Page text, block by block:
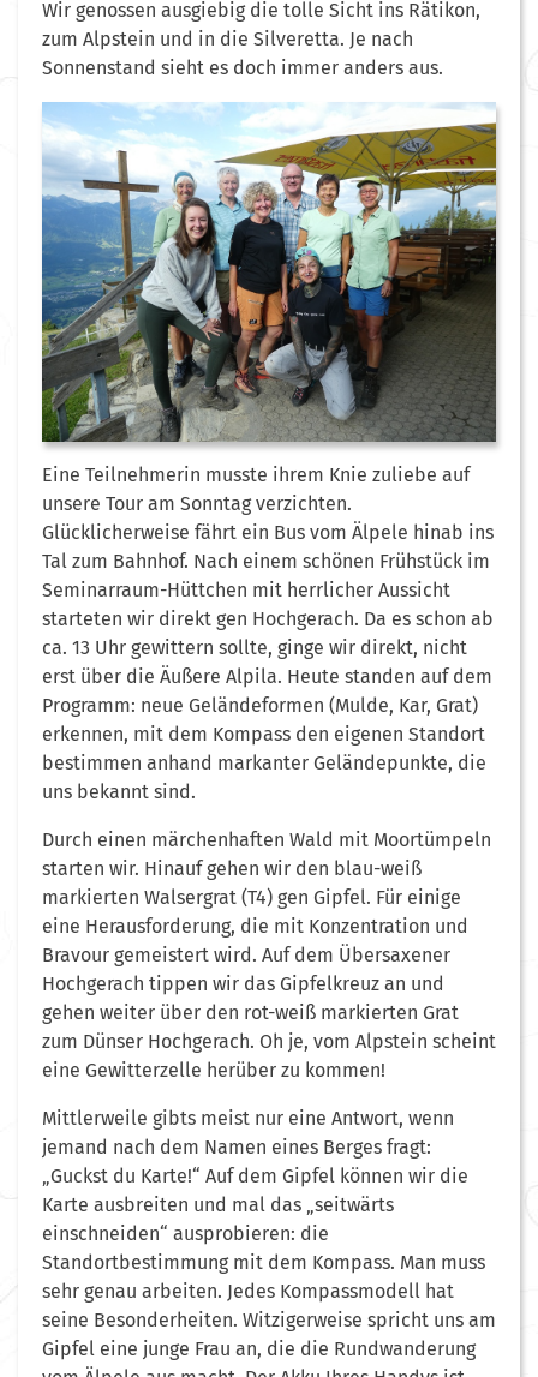
Wir genossen ausgiebig die tolle Sicht ins Rätikon,
zum Alpstein und in die Silveretta. Je nach
Sonnenstand sieht es doch immer anders aus.
Eine Teilnehmerin musste ihrem Knie zuliebe auf
unsere Tour am Sonntag verzichten.
Glücklicherweise fährt ein Bus vom Älpele hinab ins
Tal zum Bahnhof. Nach einem schönen Frühstück im
Seminarraum-Hüttchen mit herrlicher Aussicht
starteten wir direkt gen Hochgerach. Da es schon ab
ca. 13 Uhr gewittern sollte, ginge wir direkt, nicht
erst über die Äußere Alpila. Heute standen auf dem
Programm: neue Geländeformen (Mulde, Kar, Grat)
erkennen, mit dem Kompass den eigenen Standort
bestimmen anhand markanter Geländepunkte, die
uns bekannt sind.
Durch einen märchenhaften Wald mit Moortümpeln
starten wir. Hinauf gehen wir den blau-weiß
markierten Walsergrat (T4) gen Gipfel. Für einige
eine Herausforderung, die mit Konzentration und
Bravour gemeistert wird. Auf dem Übersaxener
Hochgerach tippen wir das Gipfelkreuz an und
gehen weiter über den rot-weiß markierten Grat
zum Dünser Hochgerach. Oh je, vom Alpstein scheint
eine Gewitterzelle herüber zu kommen!
Mittlerweile gibts meist nur eine Antwort, wenn
jemand nach dem Namen eines Berges fragt:
„Guckst du Karte!“ Auf dem Gipfel können wir die
Karte ausbreiten und mal das „seitwärts
einschneiden“ ausprobieren: die
Standortbestimmung mit dem Kompass. Man muss
sehr genau arbeiten. Jedes Kompassmodell hat
seine Besonderheiten. Witzigerweise spricht uns am
Gipfel eine junge Frau an, die die Rundwanderung